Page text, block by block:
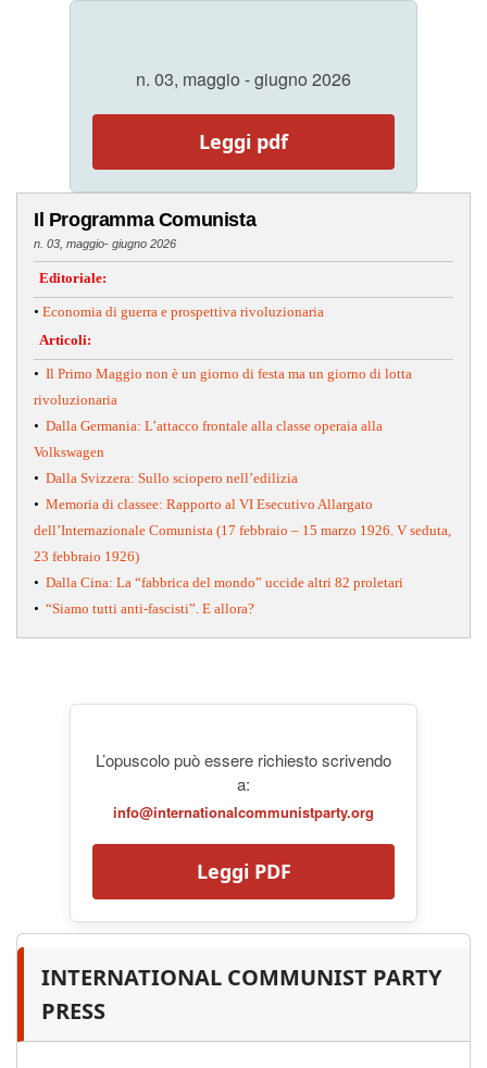
n. 03, maggio - giugno 2026
Leggi pdf
Il Programma Comunista
n. 03, maggio- giugno 2026
Editoriale:
• Economia di guerra e prospettiva rivoluzionaria
Articoli:
• Il Primo Maggio non è un giorno di festa ma un giorno di lotta
rivoluzionaria
• Dalla Germania: L’attacco frontale alla classe operaia alla
Volkswagen
• Dalla Svizzera: Sullo sciopero nell’edilizia
• Memoria di classee: Rapporto al VI Esecutivo Allargato
dell’Internazionale Comunista (17 febbraio – 15 marzo 1926. V seduta,
23 febbraio 1926)
• Dalla Cina: La “fabbrica del mondo” uccide altri 82 proletari
• “Siamo tutti anti-fascisti”. E allora?
L’opuscolo può essere richiesto scrivendo
a:
info@internationalcommunistparty.org
Leggi PDF
INTERNATIONAL COMMUNIST PARTY
PRESS